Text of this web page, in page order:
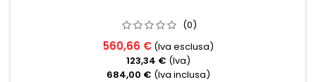
(0)
560,66 € (Iva esclusa)
123,34 € (Iva)
684,00 € (Iva inclusa)